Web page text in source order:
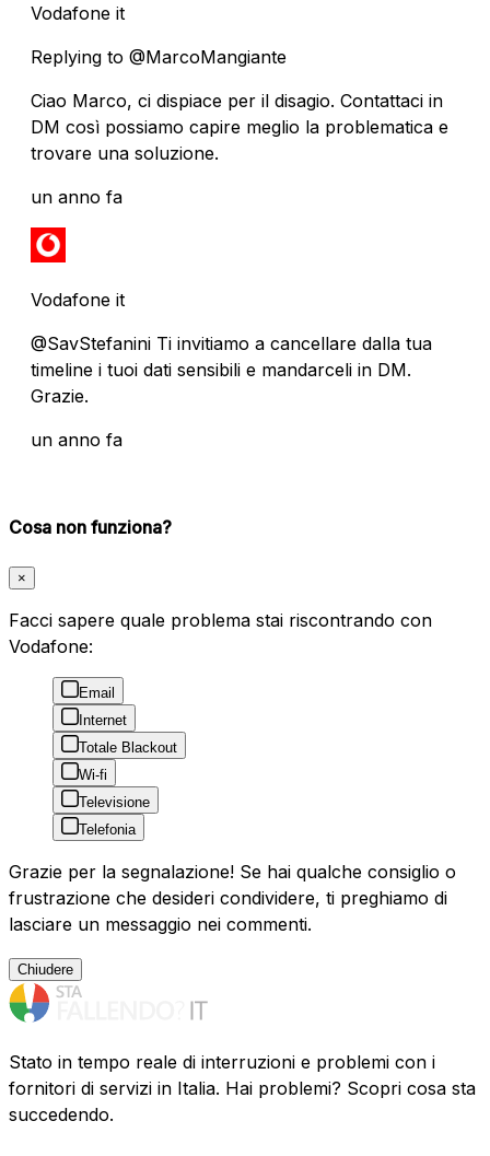
Vodafone it
Replying to @MarcoMangiante
Ciao Marco, ci dispiace per il disagio. Contattaci in
DM così possiamo capire meglio la problematica e
trovare una soluzione.
un anno fa
Vodafone it
@SavStefanini Ti invitiamo a cancellare dalla tua
timeline i tuoi dati sensibili e mandarceli in DM.
Grazie.
un anno fa
Cosa non funziona?
×
Facci sapere quale problema stai riscontrando con
Vodafone:
Email
Internet
Totale Blackout
Wi-fi
Televisione
Telefonia
Grazie per la segnalazione! Se hai qualche consiglio o
frustrazione che desideri condividere, ti preghiamo di
lasciare un messaggio nei commenti.
Chiudere
Stato in tempo reale di interruzioni e problemi con i
fornitori di servizi in Italia. Hai problemi? Scopri cosa sta
succedendo.